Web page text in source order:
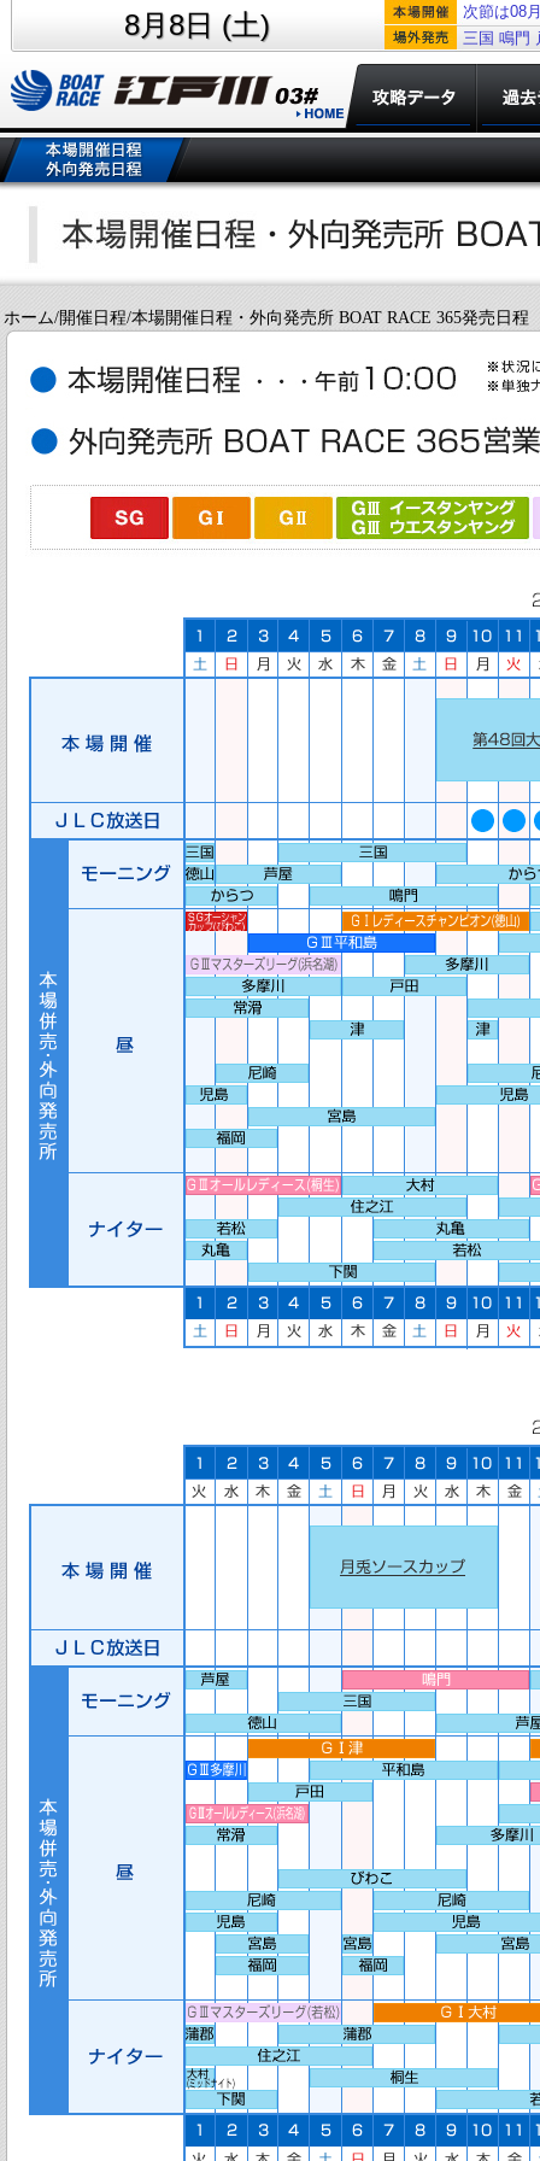
8月8日 (土)
次節は08
三国 鳴門
ホーム/開催日程/本場開催日程・外向発売所 BOAT RACE 365発売日程